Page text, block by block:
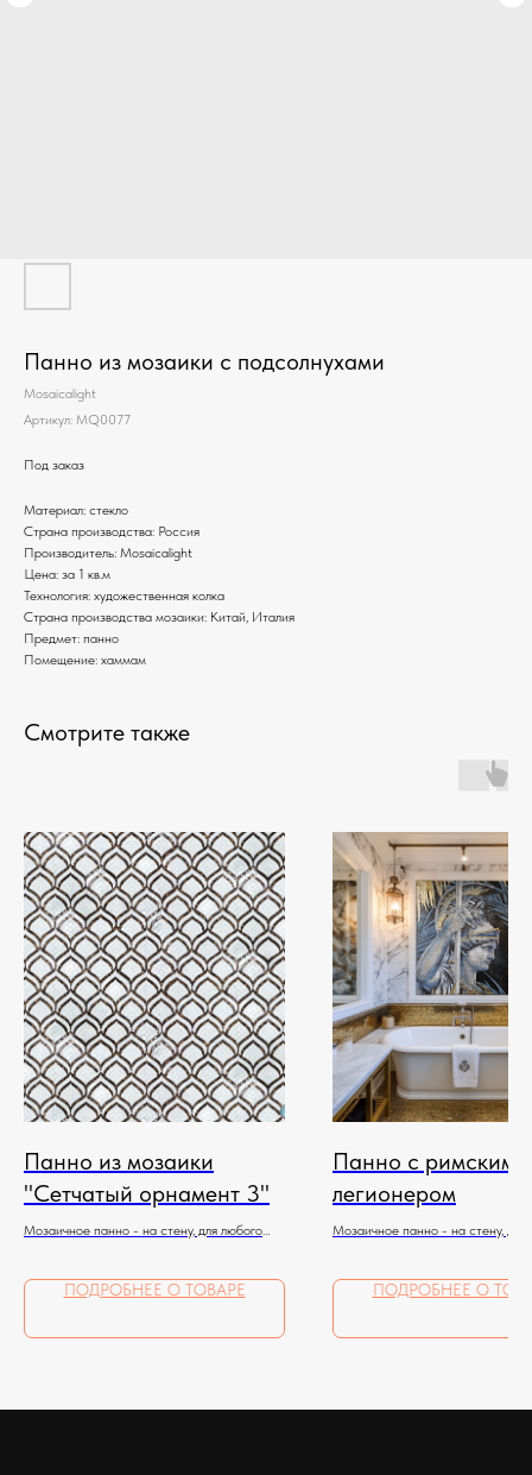
Панно из мозаики с подсолнухами
Mosaicalight
Артикул: MQ0077
Под заказ
Материал: стекло
Страна производства: Россия
Производитель: Mosaicalight
Цена: за 1 кв.м
Технология: художественная колка
Страна производства мозаики: Китай, Италия
Предмет: панно
Помещение: хаммам
Смотрите также
Панно из мозаики
"Сетчатый орнамент 3"
Мозаичное панно - на стену, для любого
ПОДРОБНЕЕ О ТОВАРЕ
Панно с римским
легионером
Мозаичное панно - на стену, для
ПОДРОБНЕЕ О